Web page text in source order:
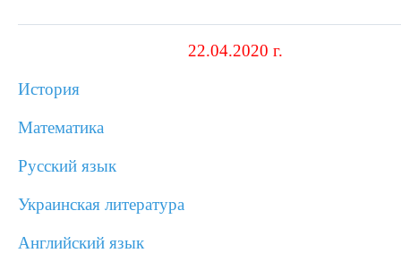
22.04.2020 г.
История
Математика
Русский язык
Украинская литература
Английский язык